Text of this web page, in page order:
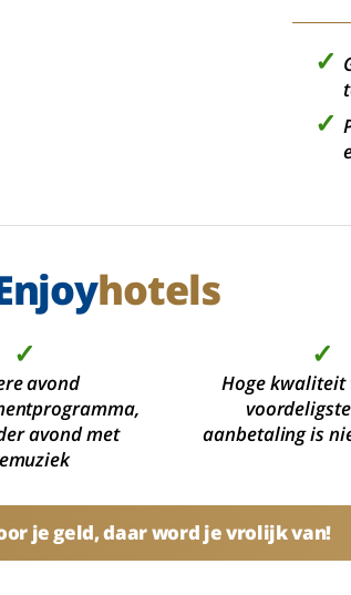
hotels
✓
avond
avond met
✓
Hoge kwaliteit
aanbetaling is
je geld, daar word je vrolijk van!